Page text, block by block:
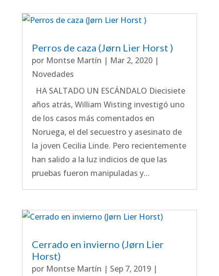
Perros de caza (Jørn Lier Horst )
por Montse Martín | Mar 2, 2020|
Novedades
HA SALTADO UN ESCÁNDALO Diecisiete
años atrás, William Wisting investigó uno
de los casos más comentados en
Noruega, el del secuestro y asesinato de
la joven Cecilia Linde. Pero recientemente
han salido a la luz indicios de que las
pruebas fueron manipuladas y...
Cerrado en invierno (Jørn Lier
Horst)
por Montse Martín | Sep 7, 2019|